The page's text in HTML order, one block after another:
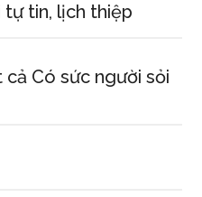
tin, lịch thiệp
Có sức người sỏi